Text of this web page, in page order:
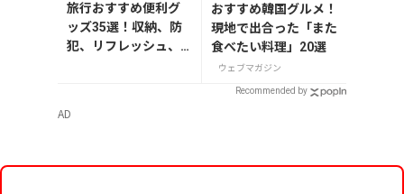
旅行おすすめ便利グ
ッズ35選！収納、防
犯、リフレッシュ、
おすすめ韓国グルメ！
現地で出合った「また
食べたい料理」20選
ウェブマガジン
Recommended by
AD